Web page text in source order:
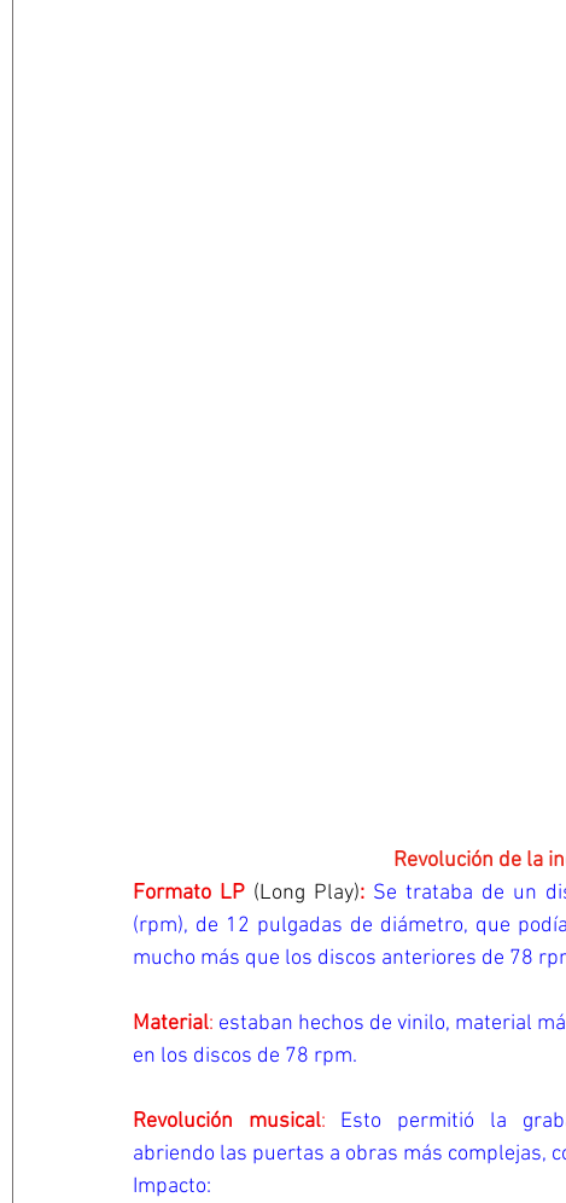
Formato LP (Long Play): Se trataba de un
(rpm), de 12 pulgadas de diámetro, que
mucho más que los discos anteriores de 78
Material: estaban hechos de vinilo, material
en los discos de 78 rpm.
Revolución musical: Esto permitió la
abriendo las puertas a obras más complejas,
Impacto: